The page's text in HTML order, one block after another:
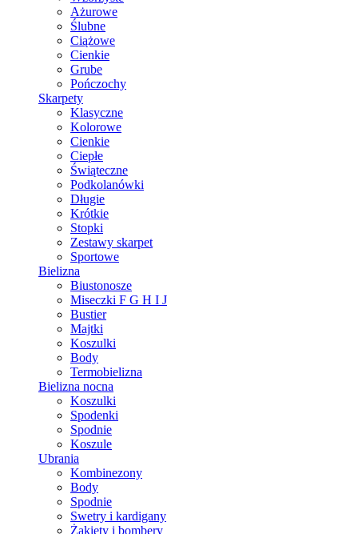
Ażurowe
Ślubne
Ciążowe
Cienkie
Grube
Pończochy
Skarpety
Klasyczne
Kolorowe
Cienkie
Ciepłe
Świąteczne
Podkolanówki
Długie
Krótkie
Stopki
Zestawy skarpet
Sportowe
Bielizna
Biustonosze
Miseczki F G H I J
Bustier
Majtki
Koszulki
Body
Termobielizna
Bielizna nocna
Koszulki
Spodenki
Spodnie
Koszule
Ubrania
Kombinezony
Body
Spodnie
Swetry i kardigany
Żakiety i bombery